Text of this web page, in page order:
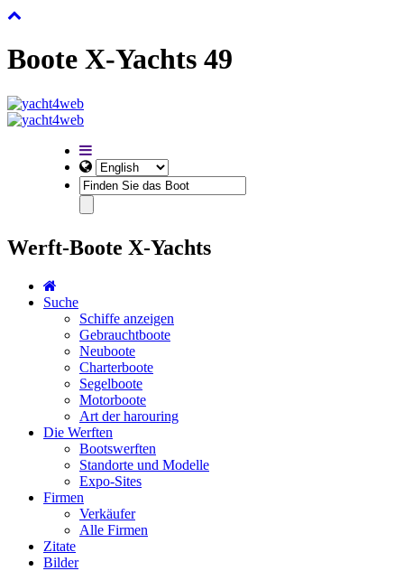
Boote X-Yachts 49
Werft-Boote X-Yachts
Suche
Schiffe anzeigen
Gebrauchtboote
Neuboote
Charterboote
Segelboote
Motorboote
Art der harouring
Die Werften
Bootswerften
Standorte und Modelle
Expo-Sites
Firmen
Verkäufer
Alle Firmen
Zitate
Bilder